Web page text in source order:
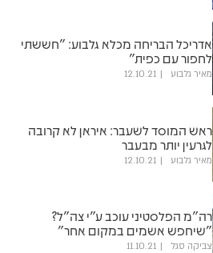
אדריכל הבריחה מכלא גלבוע: "חששתי
לחפור עם כפית"
מאיר גלבוע 12.10.21
ראש המוסד לשעבר: איראן לא קרובה
לגרעין יותר מבעבר
מאיר גלבוע 12.10.21
רה"מ הפלסטיני עוכב ע"י צה"ל?
"שיחפש אשמים במקום אחר"
צביקה סגל 11.10.21